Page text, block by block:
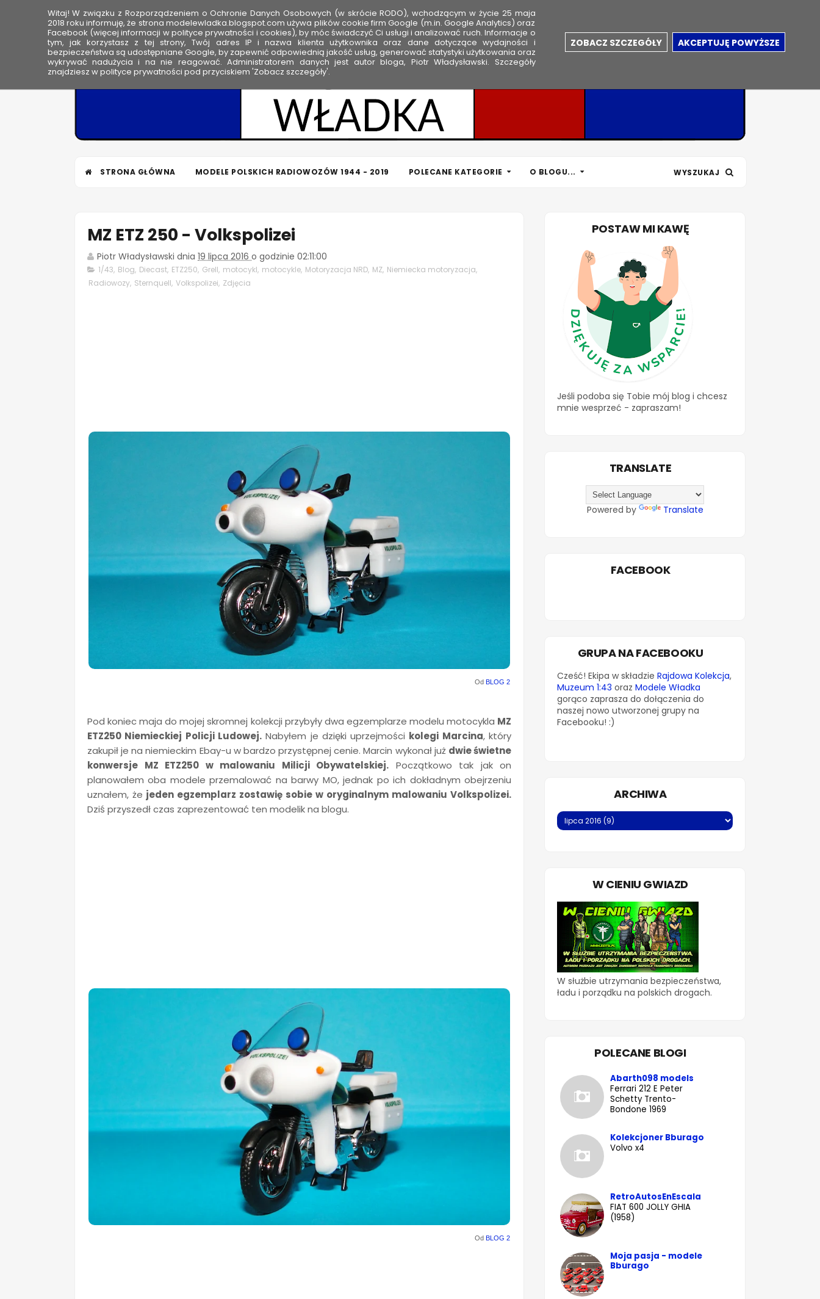
HOME
M
o
d
e
STRONA GŁÓWNA MODELE POLSKICH RADIOWOZÓW 1944 - 2019 POLECANE KATEGORIE O BLOGU... WYSZUKAJ
MZ ETZ 250 - Volkspolizei
Piotr Władysławski dnia 19 lipca 2016o godzinie 02:11:00
1/43, Blog, Diecast, ETZ250, Grell, motocykl, motocykle, Motoryzacja NRD, MZ, Niemiecka motoryzacja,
Radiowozy, Sternquell, Volkspolizei, Zdjęcia
Od BLOG 2
Pod koniec maja do mojej skromnej kolekcji przybyły dwa egzemplarze modelu motocykla MZ
ETZ250 Niemieckiej Policji Ludowej.Nabyłem je dzięki uprzejmości kolegi Marcina, który
zakupił je na niemieckim Ebay-u w bardzo przystępnej cenie. Marcin wykonał już dwie świetne
konwersje MZ ETZ250 w malowaniu Milicji Obywatelskiej. Początkowo tak jak on
planowałem oba modele przemalować na barwy MO, jednak po ich dokładnym obejrzeniu
uznałem, że jeden egzemplarz zostawię sobie w oryginalnym malowaniu Volkspolizei.
Dziś przyszedł czas zaprezentować ten modelik na blogu.
Od BLOG 2
POSTAW MI KAWĘ
Jeśli podoba się Tobie mój blog i chcesz
mnie wesprzeć - zapraszam!
TRANSLATE
Powered by Translate
FACEBOOK
GRUPA NA FACEBOOKU
Cześć! Ekipa w składzie Rajdowa Kolekcja,
Muzeum 1:43 oraz Modele Władka
gorąco zaprasza do dołączenia do
naszej nowo utworzonej grupy na
Facebooku! :)
ARCHIWA
W CIENIU GWIAZD
W służbie utrzymania bezpieczeństwa,
ładu i porządku na polskich drogach.
POLECANE BLOGI
Abarth098 models
Ferrari 212 E Peter
Schetty Trento-
Bondone 1969
Kolekcjoner Bburago
Volvo x4
RetroAutosEnEscala
FIAT 600 JOLLY GHIA
(1958)
Moja pasja - modele
Bburago
Witaj! W związku z Rozporządzeniem o Ochronie Danych Osobowych (w skrócie RODO), wchodzącym w życie 25 maja
2018 roku informuję, że strona modelewladka.blogspot.com używa plików cookie firm Google (m.in. Google Analytics) oraz
Facebook (więcej informacji w polityce prywatności i cookies), by móc świadczyć Ci usługi i analizować ruch. Informacje o
tym, jak korzystasz z tej strony, Twój adres IP i nazwa klienta użytkownika oraz dane dotyczące wydajności i
bezpieczeństwa są udostępniane Google, by zapewnić odpowiednią jakość usług, generować statystyki użytkowania oraz
wykrywać nadużycia i na nie reagować. Administratorem danych jest autor bloga, Piotr Władysławski. Szczegóły
znajdziesz w polityce prywatności pod przyciskiem 'Zobacz szczegóły'.
ZOBACZ SZCZEGÓŁY AKCEPTUJĘ POWYŻSZE